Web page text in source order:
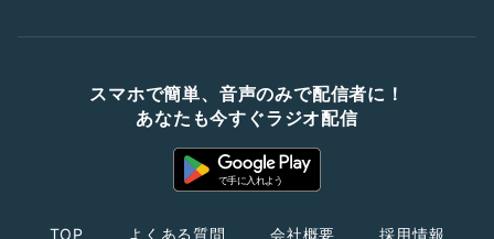
スマホで簡単、音声のみで配信者に！
あなたも今すぐラジオ配信
TOP よくある質問 会社概要 採用情報